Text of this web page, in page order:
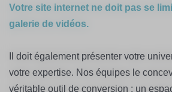
Votre site internet ne doit pas se
galerie de vidéos.
Il doit également présenter votre
votre expertise. Nos équipes le
véritable outil de conversion : un